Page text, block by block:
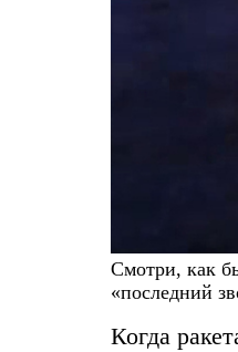
Смотри, как
«последний
Когда